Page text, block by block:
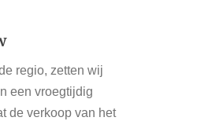
regio, zetten wij
een vroegtijdig
de verkoop van het